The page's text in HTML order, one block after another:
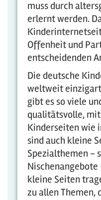
muss durch
erlernt werden.
Offenheit und
entscheidenden
Die deutsche
weltweit
gibt es so viele
qualitätsvolle,
Kinderseiten wie
sind auch kleine
Spezialthemen -
kleine Seiten
zu allen Themen,